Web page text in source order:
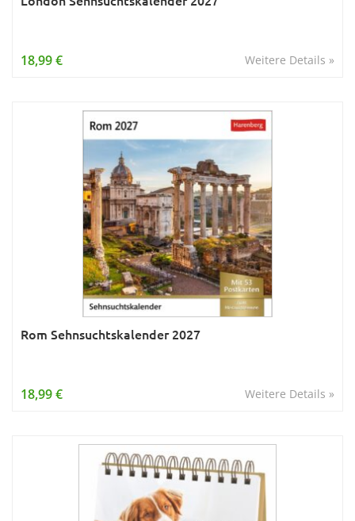
Weitere Details »
18,99 €
Rom Sehnsuchtskalender 2027
Weitere Details »
18,99 €